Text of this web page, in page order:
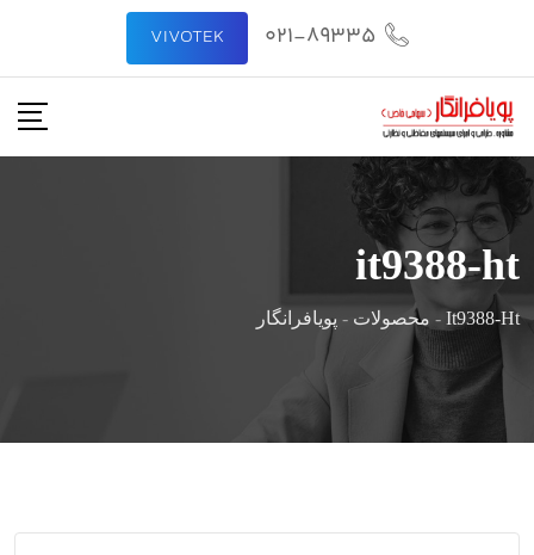
محتوا
021-89335
VIVOTEK
it9388-ht
It9388-Ht
- محصولات - پویافرانگار